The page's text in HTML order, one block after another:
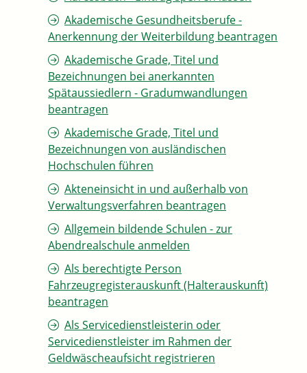
Akademische Gesundheitsberufe -
Anerkennung der Weiterbildung beantragen
Akademische Grade, Titel und
Bezeichnungen bei anerkannten
Spätaussiedlern - Gradumwandlungen
beantragen
Akademische Grade, Titel und
Bezeichnungen von ausländischen
Hochschulen führen
Akteneinsicht in und außerhalb von
Verwaltungsverfahren beantragen
Allgemein bildende Schulen - zur
Abendrealschule anmelden
Als berechtigte Person
Fahrzeugregisterauskunft (Halterauskunft)
beantragen
Als Servicedienstleisterin oder
Servicedienstleister im Rahmen der
Geldwäscheaufsicht registrieren